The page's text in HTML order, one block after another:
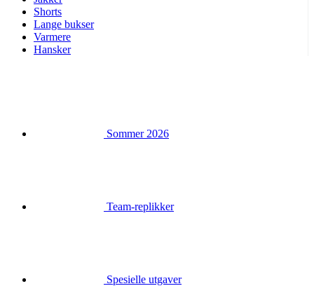
Shorts
Lange bukser
Varmere
Hansker
Sommer 2026
Team-replikker
Spesielle utgaver